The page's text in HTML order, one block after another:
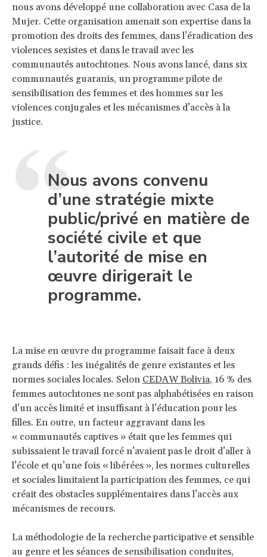
nous avons développé une collaboration avec Casa de la
Mujer. Cette organisation amenait son expertise dans la
promotion des droits des femmes, dans l’éradication des
violences sexistes et dans le travail avec les
communautés autochtones. Nous avons lancé, dans six
communautés guaranis, un programme pilote de
sensibilisation des femmes et des hommes sur les
violences conjugales et les mécanismes d’accès à la
justice.
Nous avons convenu
d’une stratégie mixte
public/privé en matière de
société civile et que
l’autorité de mise en
œuvre dirigerait le
programme.
La mise en œuvre du programme faisait face à deux
grands défis : les inégalités de genre existantes et les
normes sociales locales. Selon CEDAW Bolivia, 16 % des
femmes autochtones ne sont pas alphabétisées en raison
d’un accès limité et insuffisant à l’éducation pour les
filles. En outre, un facteur aggravant dans les
« communautés captives » était que les femmes qui
subissaient le travail forcé n’avaient pas le droit d’aller à
l’école et qu’une fois « libérées », les normes culturelles
et sociales limitaient la participation des femmes, ce qui
créait des obstacles supplémentaires dans l’accès aux
mécanismes de recours.
La méthodologie de la recherche participative et sensible
au genre et les séances de sensibilisation conduites,